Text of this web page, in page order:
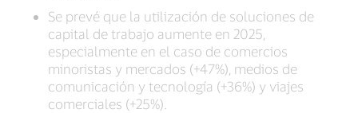
Se prevé que la utilización de soluciones de
capital de trabajo aumente en 2025,
especialmente en el caso de comercios
minoristas y mercados (+47%), medios de
comunicación y tecnología (+36%) y viajes
comerciales (+25%).